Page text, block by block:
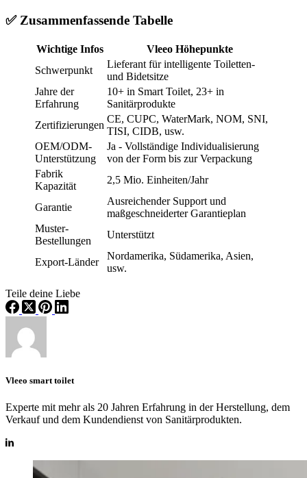
✅ Zusammenfassende Tabelle
Wichtige Infos
Vleeo Höhepunkte
Schwerpunkt
Lieferant für intelligente Toiletten-
und Bidetsitze
Jahre der
Erfahrung
10+ in Smart Toilet, 23+ in
Sanitärprodukte
Zertifizierungen
CE, CUPC, WaterMark, NOM, SNI,
TISI, CIDB, usw.
OEM/ODM-
Unterstützung
Ja - Vollständige Individualisierung
von der Form bis zur Verpackung
Fabrik
Kapazität
2,5 Mio. Einheiten/Jahr
Garantie
Ausreichender Support und
maßgeschneiderter Garantieplan
Muster-
Bestellungen
Unterstützt
Export-Länder
Nordamerika, Südamerika, Asien,
usw.
Teile deine Liebe
Vleeo smart toilet
Experte mit mehr als 20 Jahren Erfahrung in der Herstellung, dem
Verkauf und dem Kundendienst von Sanitärprodukten.